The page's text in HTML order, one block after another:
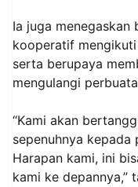
Ia juga menegaskan
kooperatif
serta berupaya
mengulangi
“Kami akan
sepenuhnya kepada
Harapan kami, ini
kami ke depannya,”